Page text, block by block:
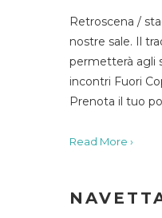
Retroscena /
nostre sale. Il
permetterà agli
incontri Fuori
Prenota il tuo
Read More ›